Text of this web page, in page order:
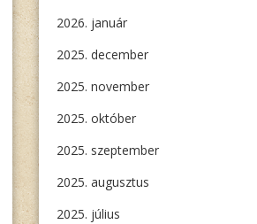
2026. január
2025. december
2025. november
2025. október
2025. szeptember
2025. augusztus
2025. július